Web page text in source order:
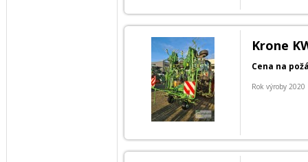
Krone
Cena na
Rok výroby 2020